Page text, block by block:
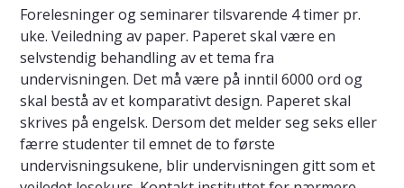
Forelesninger og seminarer tilsvarende 4 timer pr.
uke. Veiledning av paper. Paperet skal være en
selvstendig behandling av et tema fra
undervisningen. Det må være på inntil 6000 ord og
skal bestå av et komparativt design. Paperet skal
skrives på engelsk. Dersom det melder seg seks eller
færre studenter til emnet de to første
undervisningsukene, blir undervisningen gitt som et